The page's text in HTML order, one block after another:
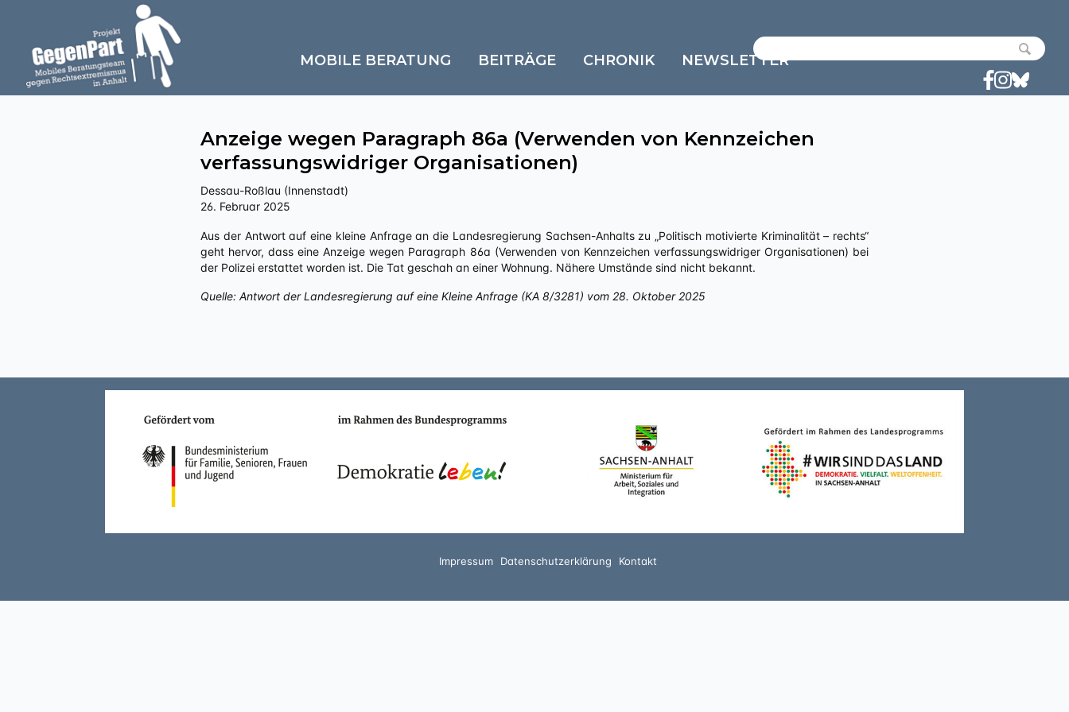
MOBILE BERATUNG BEITRÄGE CHRONIK NEWSLETTER
Anzeige wegen Paragraph 86a (Verwenden von Kennzeichen
verfassungswidriger Organisationen)
Dessau-Roßlau (Innenstadt)
26. Februar 2025
Aus der Antwort auf eine kleine Anfrage an die Landesregierung Sachsen-Anhalts zu „Politisch motivierte Kriminalität – rechts“
geht hervor, dass eine Anzeige wegen Paragraph 86a (Verwenden von Kennzeichen verfassungswidriger Organisationen) bei
der Polizei erstattet worden ist. Die Tat geschah an einer Wohnung. Nähere Umstände sind nicht bekannt.
Quelle: Antwort der Landesregierung auf eine Kleine Anfrage (KA 8/3281) vom 28. Oktober 2025
Impressum Datenschutzerklärung Kontakt